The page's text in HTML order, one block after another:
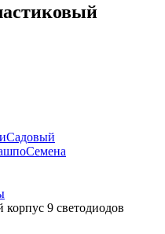
Садовый
Семена
9 светодиодов